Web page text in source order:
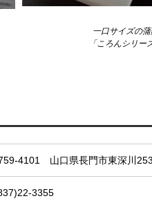
一口サイズの
「ころんシリー
4101 山口県長門市東深川
3355